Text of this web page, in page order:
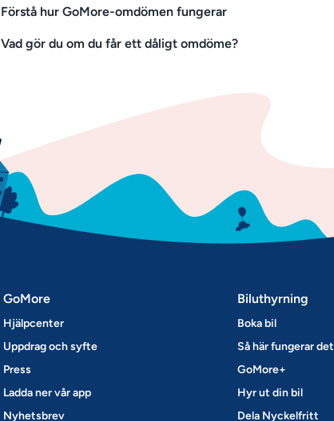
Förstå hur GoMore-omdömen fungerar
Vad gör du om du får ett dåligt omdöme?
GoMore
Hjälpcenter
Uppdrag och syfte
Press
Ladda ner vår app
Nyhetsbrev
Biluthyrning
Boka bil
Så här fungerar det
GoMore+
Hyr ut din bil
Dela Nyckelfritt